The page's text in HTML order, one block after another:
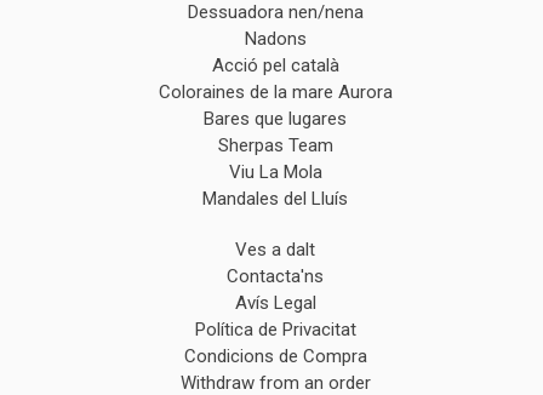
Dessuadora nen/nena
Nadons
Acció pel català
Coloraines de la mare Aurora
Bares que lugares
Sherpas Team
Viu La Mola
Mandales del Lluís
Ves a dalt
Contacta'ns
Avís Legal
Política de Privacitat
Condicions de Compra
Withdraw from an order